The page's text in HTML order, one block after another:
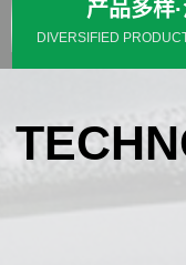
产品多样
DIVERSIFIED